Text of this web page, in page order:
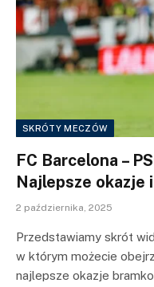
SKRÓTY MECZÓW
FC Barcelona –
Najlepsze okazje
2 października, 2025
Przedstawiamy skrót
w którym możecie
najlepsze okazje